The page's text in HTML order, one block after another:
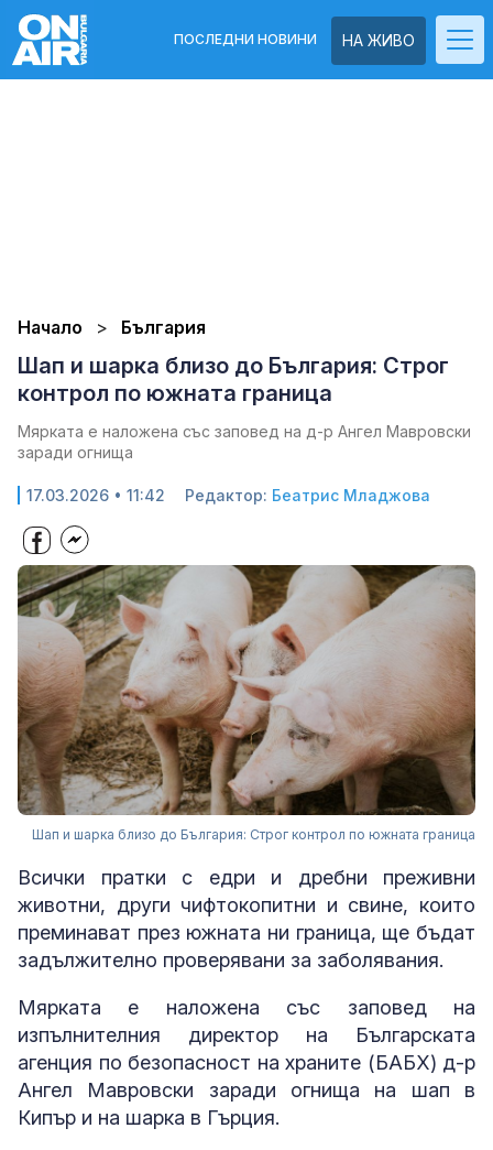
НА ЖИВО
ПОСЛЕДНИ НОВИНИ
Начало България
Шап и шарка близо до България: Строг
контрол по южната граница
Мярката е наложена със заповед на д-р Ангел Мавровски
заради огнища
17.03.2026 • 11:42 Редактор: Беатрис Младжова
Шап и шарка близо до България: Строг контрол по южната граница
Всички пратки с едри и дребни преживни
животни, други чифтокопитни и свине, които
преминават през южната ни граница, ще бъдат
задължително проверявани за заболявания.
Мярката е наложена със заповед на
изпълнителния директор на Българската
агенция по безопасност на храните (БАБХ) д-р
Ангел Мавровски заради огнища на шап в
Кипър и на шарка в Гърция.